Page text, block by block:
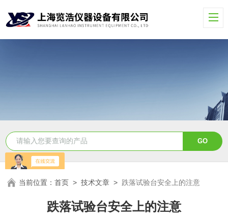
当前位置：首页 >技术文章 > 跌落试验台安全上的注意
跌落试验台安全上的注意